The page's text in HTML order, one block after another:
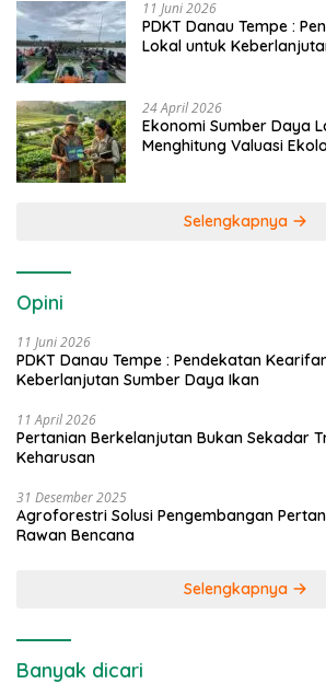
11 Juni 2026
PDKT Danau Tempe :
Lokal untuk
24 April 2026
Ekonomi Sumber Daya
Menghitung Valuasi
Selengkapnya
Opini
11 Juni 2026
PDKT Danau Tempe : Pendekatan
Keberlanjutan Sumber Daya Ikan
11 April 2026
Pertanian Berkelanjutan Bukan Sekadar
Keharusan
31 Desember 2025
Agroforestri Solusi Pengembangan
Rawan Bencana
Selengkapnya
Banyak dicari